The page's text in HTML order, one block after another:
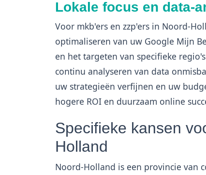
Lokale focus en data-
Voor mkb'ers en zzp'ers in Noord-
optimaliseren van uw Google Mijn
en het targeten van specifieke
continu analyseren van data
uw strategieën verfijnen en uw
hogere ROI en duurzaam online
Specifieke kansen
Holland
Noord-Holland is een provincie van